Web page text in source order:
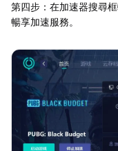
第四步：在加速器搜尋
暢享加速服務。